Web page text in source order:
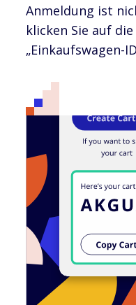
Anmeldung ist
klicken Sie auf
„Einkaufswagen-